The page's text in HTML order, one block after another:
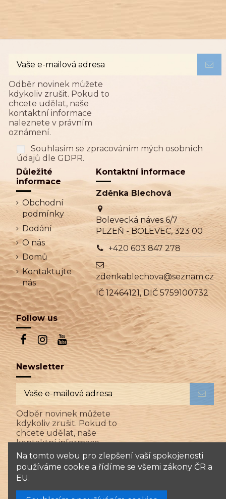
Odběr novinek můžete
kdykoliv zrušit. Pokud to
chcete udělat, naše
kontaktní informace
naleznete v právním
oznámení.
Souhlasím se zpracováním mých osobních
údajů dle GDPR.
Důležité
informace
Obchodní
podmínky
Dodání
O nás
Domů
Kontaktujte
nás
Kontaktní informace
Zděnka Blechová
Bolevecká náves 6/7
PLZEŇ - BOLEVEC, 323 00
+420 603 847 278
zdenkablechova@seznam.cz
IČ 12464121, DIČ 5759100732
Follow us
Newsletter
Odběr novinek můžete
kdykoliv zrušit. Pokud to
chcete udělat, naše
kontaktní informace
naleznete v právním
oznámení.
Na tomto webu pro zlepšení vaší spokojenosti
používáme cookie a řídíme se všemi zákony ČR a
EU.